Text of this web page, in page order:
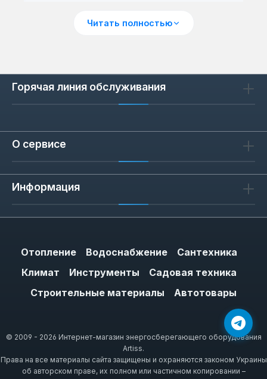
нужен очиститель
суппортов, а также при плановом
обслуживании. Он помогает удалить нагар и
пыль, которые накапливаются в процессе
Как выбрать аэрозоль для
При выборе обратите внимание на объём
баллона (400-500 мл) и тип оборудования:
универсальные очистители подходят для
выбирайте составы с быстрым испарением
— они сокращают время простоя
автомобиля. Проверяйте совместимость с
Читать полностью
Горячая линия обслуживания
О сервисе
Информация
Отопление Водоснабжение
Сантехника
Климат
Инструменты
Садовая техника
Строительные материалы
Автотовары
© 2009 - 2026 Интернет-магазин энергосберегающего оборудования
Artiss.
Права на все материалы сайта защищены и охраняются законом Украины
об авторском праве, их полном или частичном копировании –